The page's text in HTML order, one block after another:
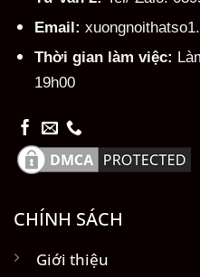
Email:
Thời gian làm việc:
19h00
CHÍNH SÁCH
Giới thiệu